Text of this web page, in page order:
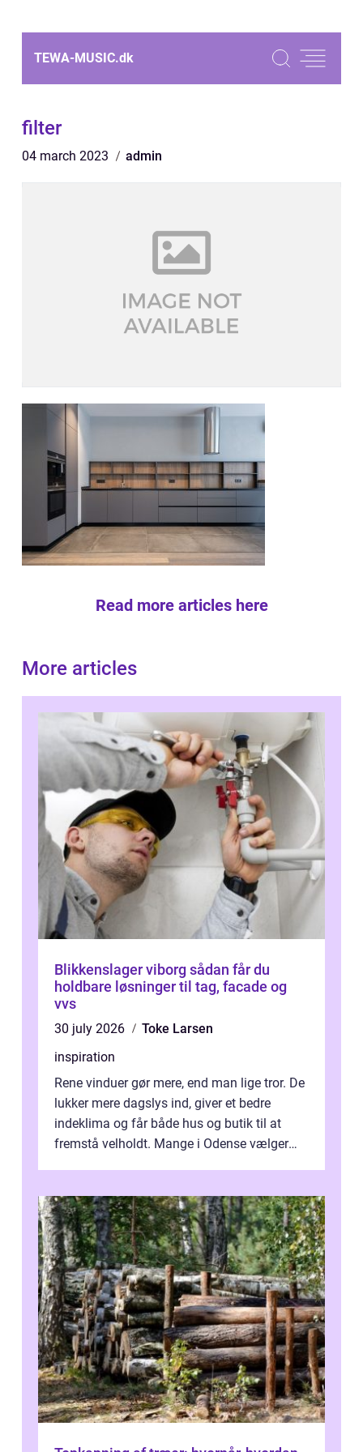
TEWA-MUSIC.dk
filter
04 march 2023 admin
Read more articles here
More articles
Blikkenslager viborg sådan får du
holdbare løsninger til tag, facade og
vvs
30 july 2026
Toke Larsen
inspiration
Rene vinduer gør mere, end man lige tror. De
lukker mere dagslys ind, giver et bedre
indeklima og får både hus og butik til at
fremstå velholdt. Mange i Odense vælger